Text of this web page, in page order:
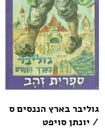
גוליבר בארץ הננסים ס
/ יונתן סויפט